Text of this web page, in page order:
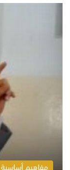
مفاهيم أساسية